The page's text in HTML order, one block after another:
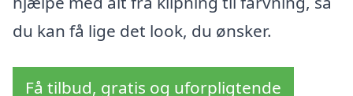
du kan få lige det look, du ønsker.
Få tilbud, gratis og uforpligtende